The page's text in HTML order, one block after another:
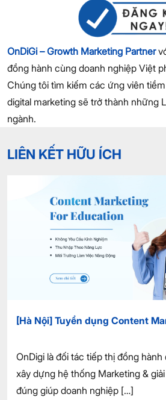
OnDiGi – Growth Marketing Partner
đồng hành cùng doanh nghiệp Việt
Chúng tôi tìm kiếm các ứng viên
digital marketing sẽ trở thành những
ngành.
LIÊN KẾT HỮU ÍCH
[Hà Nội] Tuyển dụng Content
OnDigi là đối tác tiếp thị đồng
xây dựng hệ thống Marketing &
đúng giúp doanh nghiệp […]